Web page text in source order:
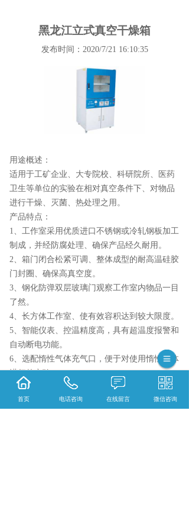
黑龙江立式真空干燥箱
发布时间：2020/7/21 16:10:35
用途概述：
适用于工矿企业、大专院校、科研院所、医药
卫生等单位的实验在相对真空条件下、对物品
进行干燥、灭菌、热处理之用。
产品特点：
1、工作室采用优质进口不锈钢或冷轧钢板加工
制成，并经防腐处理、确保产品经久耐用。
2、箱门闭合松紧可调、整体成型的耐高温硅胶
门封圈、确保高真空度。
3、钢化防弹双层玻璃门观察工作室内物品一目
了然。
4、长方体工作室、使有效容积达到较大限度。
5、智能仪表、控温精度高，具有超温度报警和
自动断电功能。
6、选配惰性气体充气口，便于对使用惰性气体
进行的实验。
7、自带真空抽放系统，避免用户另外配置真空
泵。
首页 电话咨询 在线留言 微信咨询